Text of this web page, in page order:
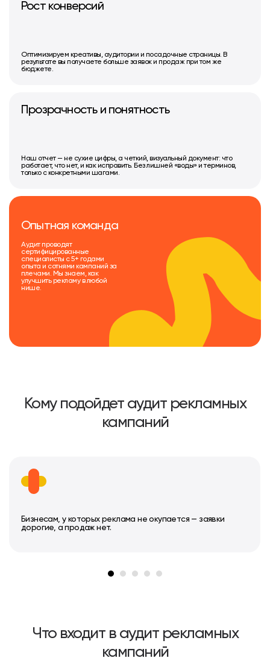
Рост конверсий
Оптимизируем креативы, аудитории и посадочные страницы. В
результате вы получаете больше заявок и продаж при том же
бюджете.
Прозрачность и понятность
Наш отчет — не сухие цифры, а четкий, визуальный документ: что
работает, что нет, и как исправить. Без лишней «воды» и терминов,
только с конкретными шагами.
Опытная команда
Аудит проводят
сертифицированные
специалисты с 5+ годами
опыта и сотнями кампаний за
плечами. Мы знаем, как
улучшить рекламу в любой
нише.
Кому подойдет аудит рекламных
кампаний
Бизнесам, у которых реклама не окупается — заявки
дорогие, а продаж нет.
Что входит в аудит рекламных
кампаний